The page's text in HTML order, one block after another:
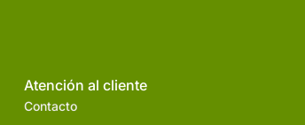
Atención al cliente
Contacto